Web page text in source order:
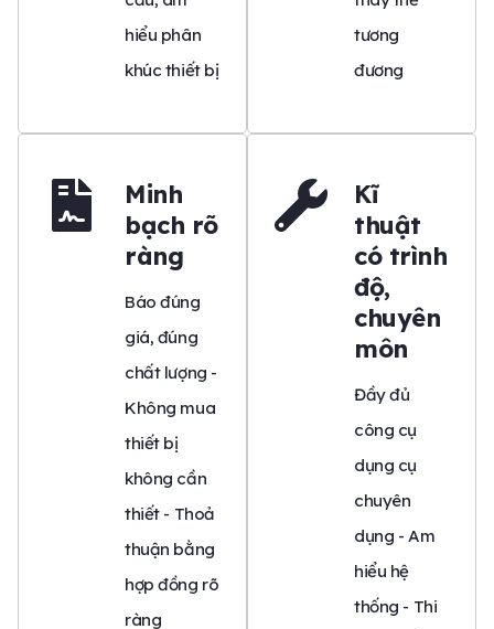
hiểu phân
khúc thiết bị
Minh
bạch rõ
ràng
Báo đúng
giá, đúng
chất lượng -
Không mua
thiết bị
không cần
thiết - Thoả
thuận bằng
hợp đồng rõ
ràng
tương
đương
Kĩ
thuật
có trình
độ,
chuyên
môn
Đầy đủ
công cụ
dụng cụ
chuyên
dụng - Am
hiểu hệ
thống - Thi